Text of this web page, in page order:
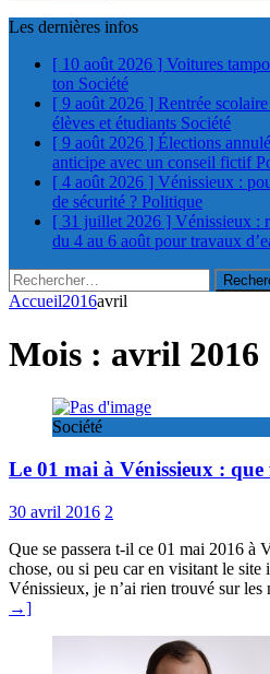
Les dernières infos
[ 10 août 2026 ] Voitures
ton Société
[ 9 août 2026 ] Rentrée
élèves et étudiants Société
[ 9 août 2026 ] Élections
anticipe avec un conseil fictif
[ 4 août 2026 ] Vénissieux :
de sécurité ? Politique
[ 31 juillet 2026 ] Vénissieux :
du 4 au 6 août pour travaux
Rechercher :
Accueil2016avril
Mois : avril 2016
Société
Le 01 mai à Vénissieux : que
30 avril 2016 2
Que se passera t-il ce 01 mai 2016 à
chose, ou si peu car en visitant le site
Vénissieux, je n’ai rien trouvé sur les
→]